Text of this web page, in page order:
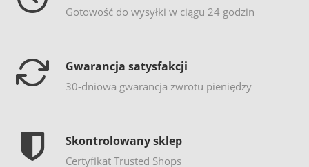
Gotowość do wysyłki w ciągu 24 godzin
Gwarancja satysfakcji
30-dniowa gwarancja zwrotu pieniędzy
Skontrolowany sklep
Certyfikat Trusted Shops